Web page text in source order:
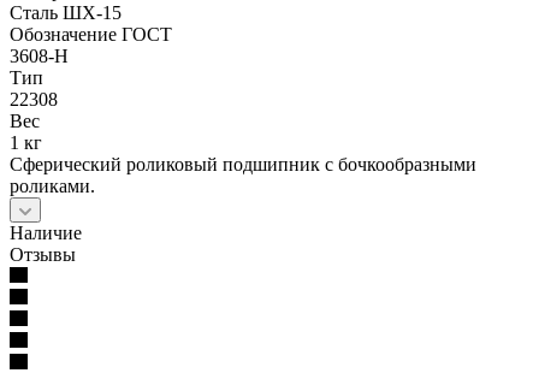
Сталь ШХ-15
Обозначение ГОСТ
3608-Н
Тип
22308
Вес
1 кг
Сферический роликовый подшипник с бочкообразными
роликами.
Наличие
Отзывы